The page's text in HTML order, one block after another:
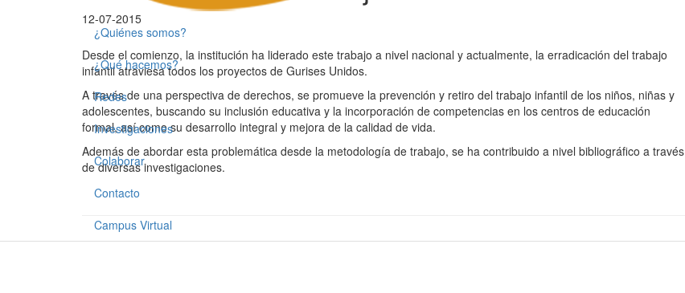
¿Quiénes somos?
¿Qué hacemos?
Redes
Investigaciones
Colaborar
Contacto
Campus Virtual
12-07-2015
Desde el comienzo, la institución ha liderado este trabajo a nivel nacional y actualmente, la erradicación del trabajo
infantil atraviesa todos los proyectos de Gurises Unidos.
A través de una perspectiva de derechos, se promueve la prevención y retiro del trabajo infantil de los niños, niñas y
adolescentes, buscando su inclusión educativa y la incorporación de competencias en los centros de educación
formal, así como su desarrollo integral y mejora de la calidad de vida.
Además de abordar esta problemática desde la metodología de trabajo, se ha contribuido a nivel bibliográfico a través
de diversas investigaciones.